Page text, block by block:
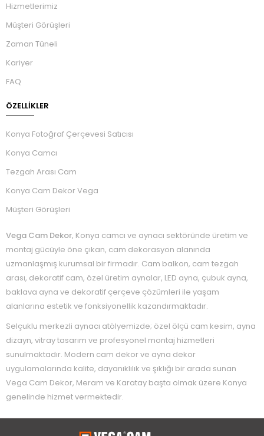
Hizmetlerimiz
Müşteri Görüşleri
Zaman Tüneli
Kariyer
FAQ
ÖZELLIKLER
Konya Fotoğraf Çerçevesi Satıcısı
Konya Camcı
Tezgah Arası Cam
Konya Cam Dekor Vega
Müşteri Görüşleri
Vega Cam Dekor, Konya camcı ve aynacı sektöründe üretim ve
montaj gücüyle öne çıkan, cam dekorasyon alanında
uzmanlaşmış kurumsal bir firmadır. Cam balkon, cam tezgah
arası, dekoratif cam, özel üretim aynalar, LED ayna, çubuk ayna,
baklava ayna ve dekoratif çerçeve çözümleri ile yaşam
alanlarına estetik ve fonksiyonellik kazandırmaktadır.
Selçuklu merkezli aynacı atölyemizde; özel ölçü cam kesim, ayna
dizayn, vitray tasarım ve profesyonel montaj hizmetleri
sunulmaktadır. Modern cam dekor ve ayna dekor
uygulamalarında kalite, dayanıklılık ve şıklığı bir arada sunan
Vega Cam Dekor, Meram ve Karatay başta olmak üzere Konya
genelinde hizmet vermektedir.